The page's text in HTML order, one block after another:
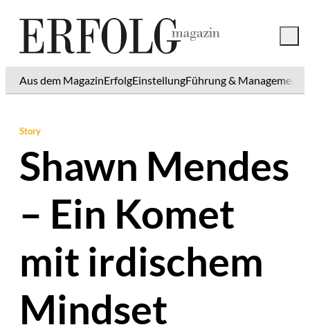
Aus dem MagazinErfolgEinstellungFührung & Management
Story
Shawn Mendes
– Ein Komet
mit irdischem
Mindset